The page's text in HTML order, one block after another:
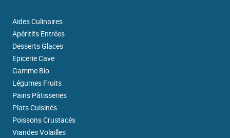
Aides Culinaires
Apéritifs Entrées
Desserts Glaces
Epicerie Cave
Gamme Bio
Légumes Fruits
Pains Pâtisseries
Plats Cuisinés
Poissons Crustacés
Viandes Volailles